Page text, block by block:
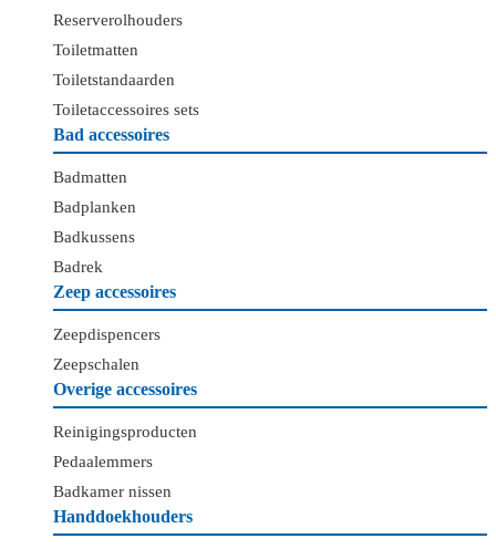
Reserverolhouders
Toiletmatten
Toiletstandaarden
Toiletaccessoires sets
Bad accessoires
Badmatten
Badplanken
Badkussens
Badrek
Zeep accessoires
Zeepdispencers
Zeepschalen
Overige accessoires
Reinigingsproducten
Pedaalemmers
Badkamer nissen
Handdoekhouders